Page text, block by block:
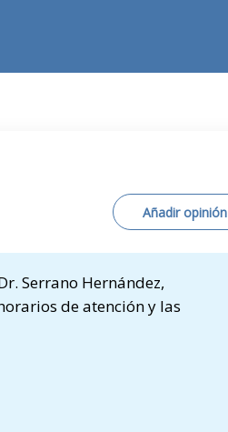
Añadir opinión
Serrano Hernández,
de atención y las